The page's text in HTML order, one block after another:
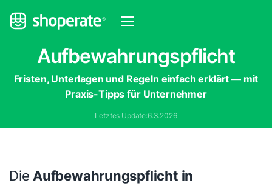
Aufbewahrungspflicht
Fristen, Unterlagen und Regeln einfach erklärt — mit
Praxis-Tipps für Unternehmer
Letztes Update:6.3.2026
DieAufbewahrungspflicht in